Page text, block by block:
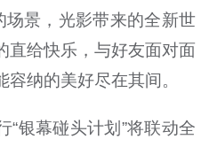
场景，光影带来的全新世
直给快乐，与好友面对面
纳的美好尽在其间。
“银幕碰头计划”将联动全